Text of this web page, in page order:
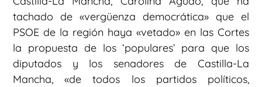
tachado de «vergüenza democrática» que el
PSOE de la región haya «vetado» en las Cortes
la propuesta de los ‘populares’ para que los
diputados y los senadores de Castilla-La
Mancha, «de todos los partidos políticos,